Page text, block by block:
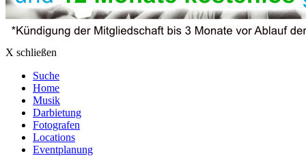
X schließen
Suche
Home
Musik
Darbietung
Fotografen
Locations
Eventplanung